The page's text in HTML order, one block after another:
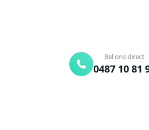
Bel ons direct
0487 10 81